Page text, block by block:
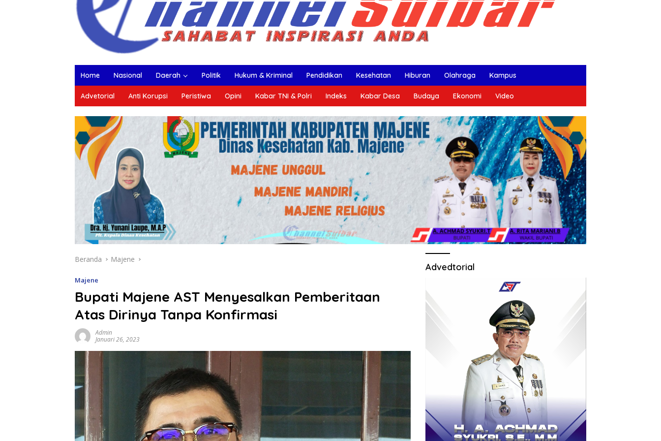
Home Nasional Daerah Politik Hukum & Kriminal Pendidikan Kesehatan Hiburan Olahraga Kampus
Advetorial Anti Korupsi Peristiwa Opini Kabar TNI & Polri Indeks Kabar Desa Budaya Ekonomi Video
Beranda Majene
Majene
Bupati Majene AST Menyesalkan Pemberitaan
Atas Dirinya Tanpa Konfirmasi
Admin
Januari 26, 2023
Advedtorial